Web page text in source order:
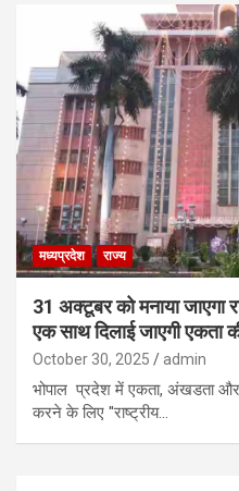
मध्यप्रदेश राज्य
31 अक्टूबर को मनाया जाएगा
एक साथ दिलाई जाएगी एकता
October 30, 2025 admin
भोपाल प्रदेश में एकता, अंखडता और
करने के लिए ''राष्ट्रीय…